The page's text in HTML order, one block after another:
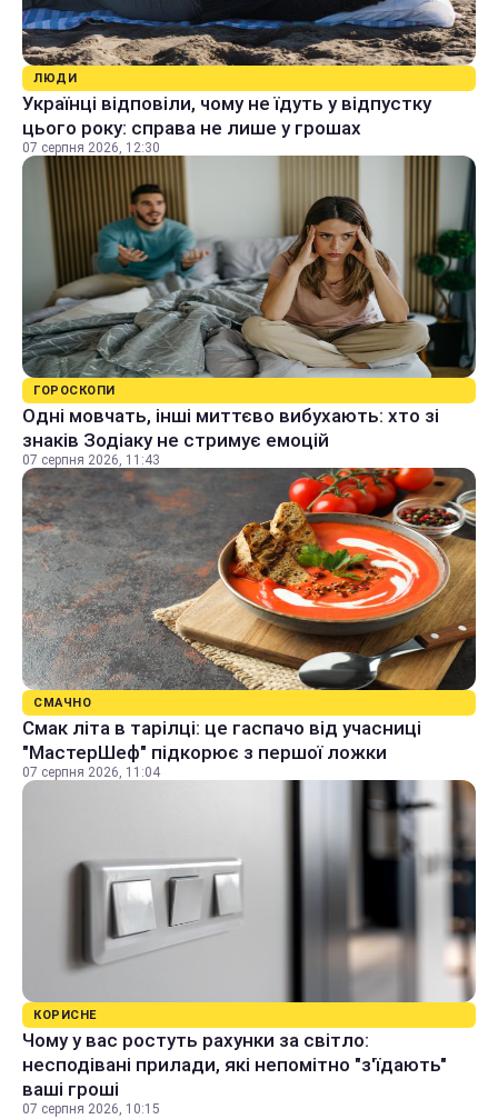
ЛЮДИ
Українці відповіли, чому не їдуть у відпустку
цього року: справа не лише у грошах
07 серпня 2026, 12:30
ГОРОСКОПИ
Одні мовчать, інші миттєво вибухають: хто зі
знаків Зодіаку не стримує емоцій
07 серпня 2026, 11:43
СМАЧНО
Смак літа в тарілці: це гаспачо від учасниці
"МастерШеф" підкорює з першої ложки
07 серпня 2026, 11:04
КОРИСНЕ
Чому у вас ростуть рахунки за світло:
несподівані прилади, які непомітно "з'їдають"
ваші гроші
07 серпня 2026, 10:15